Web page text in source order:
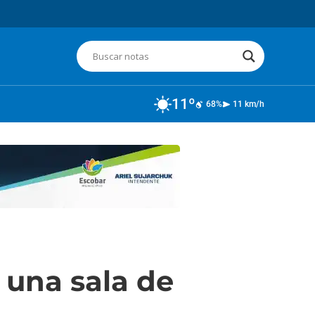
11º 68% 11 km/h
sala de